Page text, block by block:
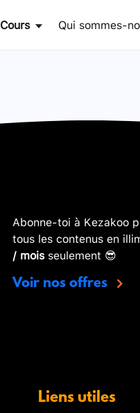
Cours Qui sommes-
Abonne-toi à Kezakoo
tous les contenus en
/ moisseulement 😎
Voir nos offres
Liens utiles